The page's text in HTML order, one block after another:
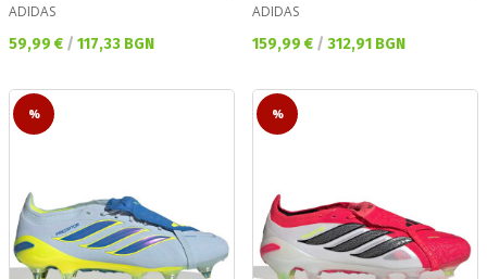
ADIDAS
Текуща цена:
59,99 € / 117,33 BGN
ADIDAS
Текуща цена:
159,99 € / 312,91 BGN
% %